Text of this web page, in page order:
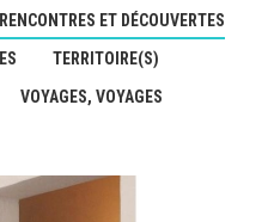
RENCONTRES ET DÉCOUVERTES
TERRITOIRE(S)
VOYAGES, VOYAGES